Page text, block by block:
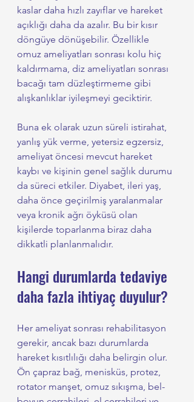
kaslar daha hızlı zayıflar ve hareket
açıklığı daha da azalır. Bu bir kısır
döngüye dönüşebilir. Özellikle
omuz ameliyatları sonrası kolu hiç
kaldırmama, diz ameliyatları sonrası
bacağı tam düzleştirmeme gibi
alışkanlıklar iyileşmeyi geciktirir.
Buna ek olarak uzun süreli istirahat,
yanlış yük verme, yetersiz egzersiz,
ameliyat öncesi mevcut hareket
kaybı ve kişinin genel sağlık durumu
da süreci etkiler. Diyabet, ileri yaş,
daha önce geçirilmiş yaralanmalar
veya kronik ağrı öyküsü olan
kişilerde toparlanma biraz daha
dikkatli planlanmalıdır.
Hangi durumlarda tedaviye
daha fazla ihtiyaç duyulur?
Her ameliyat sonrası rehabilitasyon
gerekir, ancak bazı durumlarda
hareket kısıtlılığı daha belirgin olur.
Ön çapraz bağ, menisküs, protez,
rotator manşet, omuz sıkışma, bel-